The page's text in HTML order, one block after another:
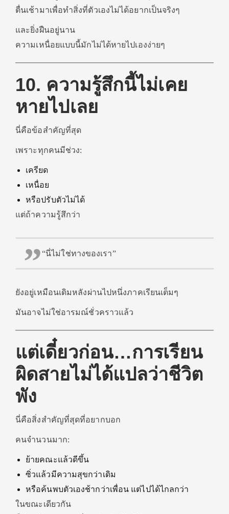
ตื่นเช้ามาเพื่อทำสิ่งที่ตัวเองไม่ได้อยากเป็นจริงๆ
และยิ่งฝืนอยู่นาน
ความเหนื่อยแบบนี้มักไม่ได้หายไปเองง่ายๆ
10. ความรู้สึกนี้ไม่เคย
หายไปเลย
นี่คือข้อสำคัญที่สุด
เพราะทุกคนมีช่วง:
เครียด
เหนื่อย
หรือปรับตัวไม่ได้
แต่ถ้าความรู้สึกว่า
“นี่ไม่ใช่ทางของเรา”
ยังอยู่เหมือนเดิมหลังผ่านไปหนึ่งภาคเรียนเต็มๆ
มันอาจไม่ใช่อารมณ์ชั่วคราวแล้ว
แต่เดี๋ยวก่อน…การเรียน
ผิดสายไม่ได้แปลว่าชีวิต
พัง
นี่คือสิ่งสำคัญที่สุดที่อยากบอก
คนจำนวนมาก:
ย้ายคณะแล้วดีขึ้น
ซิ่วแล้วมีความสุขกว่าเดิม
หรือค้นพบตัวเองช้ากว่าเพื่อน แต่ไปได้ไกลกว่า
ในขณะเดียวกัน